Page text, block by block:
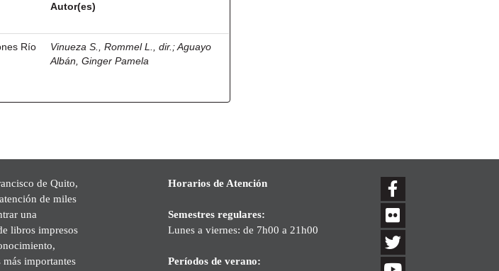
Autor(es)
Río
Vinueza S., Rommel L., dir. ;Aguayo
Albán, Ginger Pamela
de Quito,
de miles
una
libros impresos
más importantes
Horarios de Atención
Semestres regulares:
Lunes a viernes: de 7h00 a 21h00
Períodos de verano: